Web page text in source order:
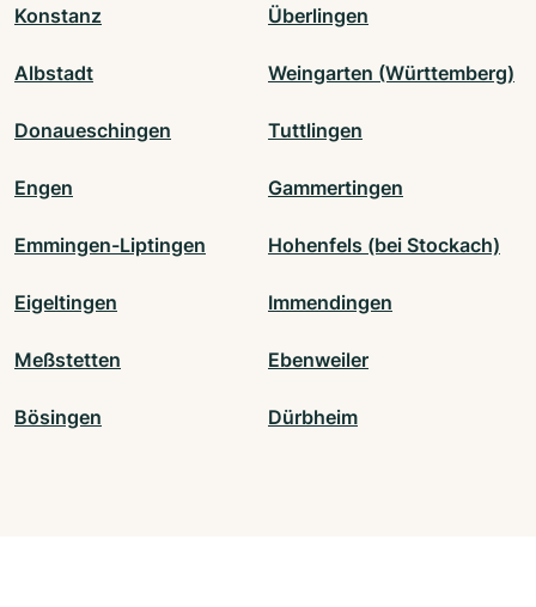
Konstanz Überlingen
Albstadt Weingarten (Württemberg)
Donaueschingen Tuttlingen
Engen Gammertingen
Emmingen-Liptingen Hohenfels (bei Stockach)
Eigeltingen Immendingen
Meßstetten Ebenweiler
Bösingen Dürbheim